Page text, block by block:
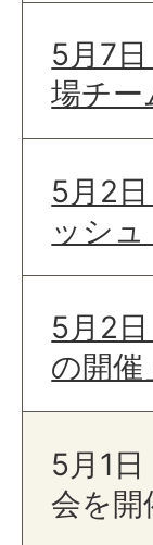
5月7
場チー
5月2
ッシ
5月2
の開催
5月1
会を開